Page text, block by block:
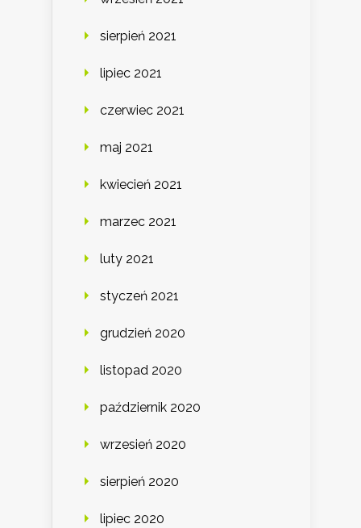
sierpień 2021
lipiec 2021
czerwiec 2021
maj 2021
kwiecień 2021
marzec 2021
luty 2021
styczeń 2021
grudzień 2020
listopad 2020
październik 2020
wrzesień 2020
sierpień 2020
lipiec 2020